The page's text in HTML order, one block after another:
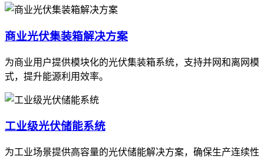
商业光伏集装箱解决方案
为商业用户提供模块化的光伏集装箱系统，支持并网和离网模
式，提升能源利用效率。
工业级光伏储能系统
为工业场景提供高容量的光伏储能解决方案，确保生产连续性